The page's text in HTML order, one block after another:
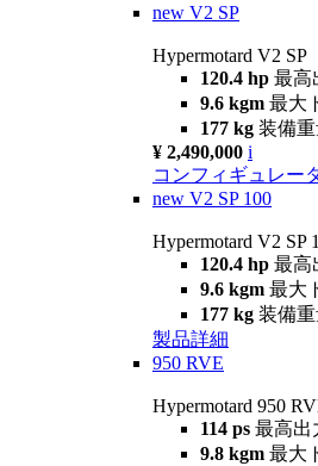
new V2 SP
Hypermotard V2 SP
120.4 hp 最高
9.6 kgm 最大
177 kg 装備重
¥ 2,490,000 i
コンフィギュレー
new V2 SP 100
Hypermotard V2 SP
120.4 hp 最高
9.6 kgm 最大
177 kg 装備重
製品詳細
950 RVE
Hypermotard 950
114 ps 最高出
9.8 kgm 最大